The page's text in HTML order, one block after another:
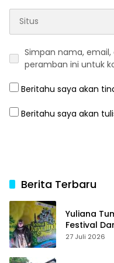
Simpan nama,
peramban ini untuk
Beritahu saya akan
Beritahu saya akan
Berita Terbaru
Yuliana
Festival
Harus Jadi
27 Juli 2026